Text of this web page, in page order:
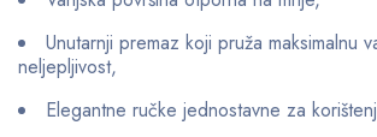
Unutarnji premaz koji pruža maksimalnu
neljepljivost,
Elegantne ručke jednostavne za